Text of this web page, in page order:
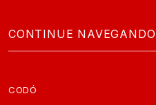
CONTINUE NAVEGANDO
CODÓ